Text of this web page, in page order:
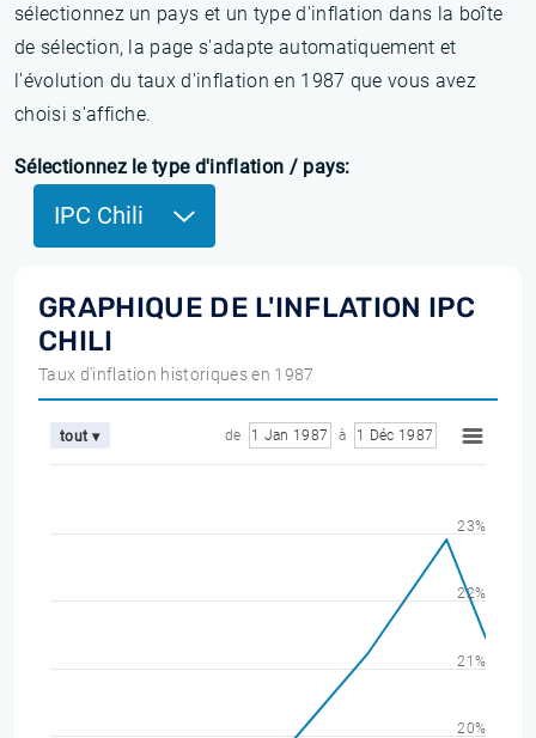
sélectionnez un pays et un type d'inflation dans la boîte
de sélection, la page s'adapte automatiquement et
l'évolution du taux d'inflation en 1987 que vous avez
choisi s'affiche.
Sélectionnez le type d'inflation / pays:
IPC Chili
GRAPHIQUE DE L'INFLATION IPC
CHILI
Taux d'inflation historiques en 1987
tout ▾ de 1 Jan 1987 à 1 Déc 1987
20%
21%
22%
23%